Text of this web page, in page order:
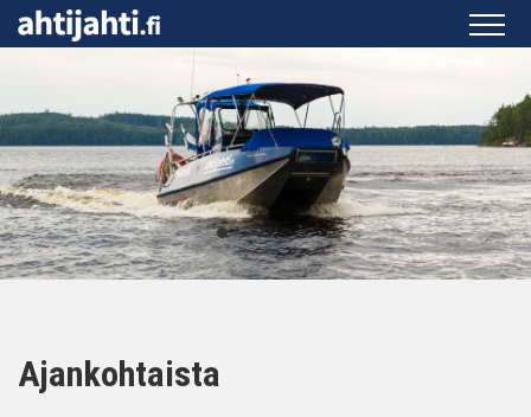
Ajankohtaista